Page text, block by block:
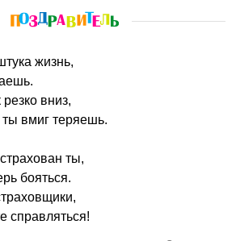
жизнь,
вниз,
вмиг теряешь.
ты,
бояться.
справляться!